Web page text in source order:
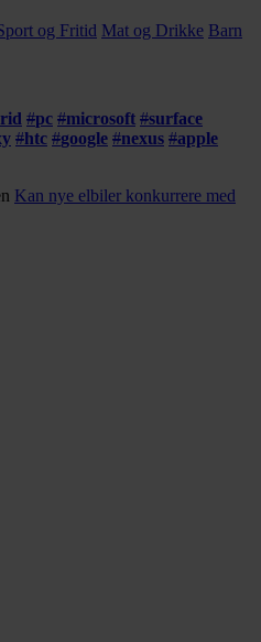
og Fritid Mat og Drikke Barn
#pc #microsoft #surface
#htc #google #nexus #apple
Kan nye elbiler konkurrere med